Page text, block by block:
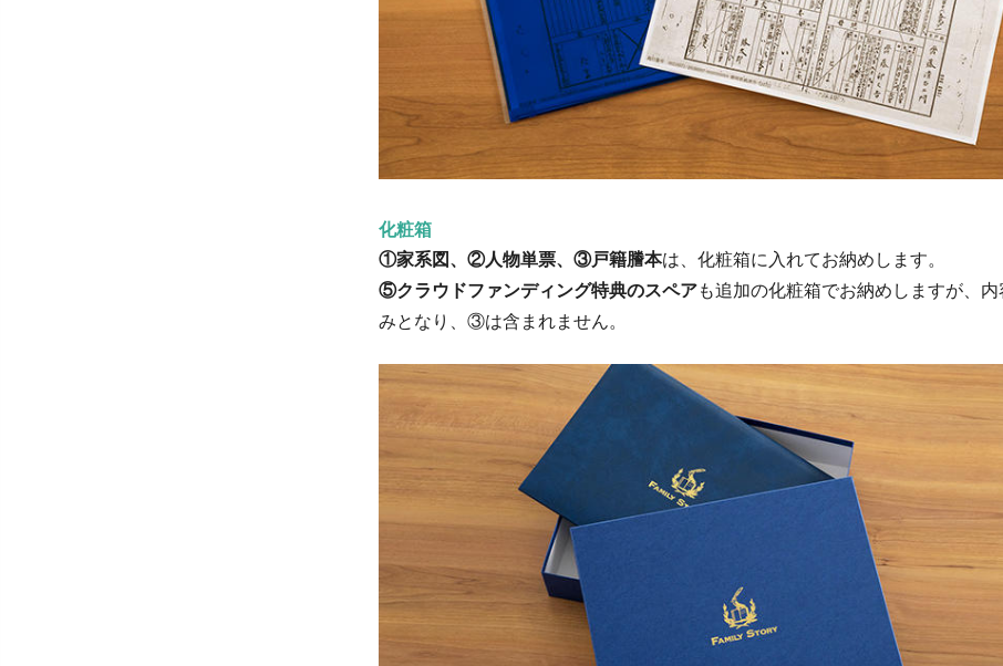
化粧箱
①家系図、②人物単票、③戸籍謄本は、化粧箱に入れてお納めします。
⑤クラウドファンディング特典のスペアも追加の化粧箱でお納めしますが、
みとなり、③は含まれません。